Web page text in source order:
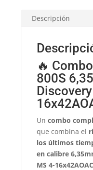
Descripción
🔥
800S
Un combo
que combina el
los últimos
en calibre
MS 4-16x42AOAC